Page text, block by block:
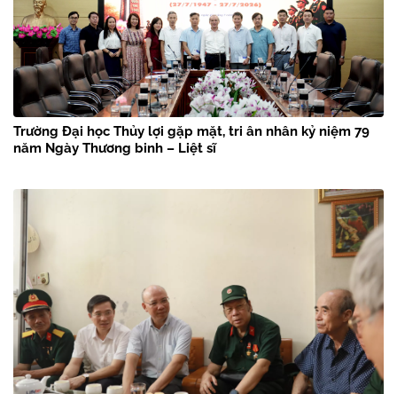
Trường Đại học Thủy lợi gặp mặt, tri ân nhân kỷ niệm 79
năm Ngày Thương binh – Liệt sĩ